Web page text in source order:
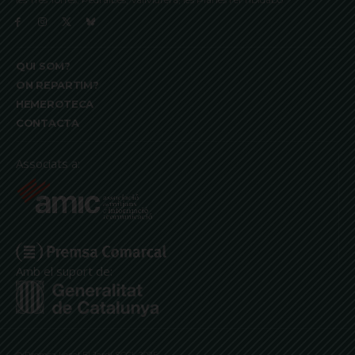
QUI SOM?
ON REPARTIM?
HEMEROTECA
CONTACTA
Associats a:
Amb el suport de: